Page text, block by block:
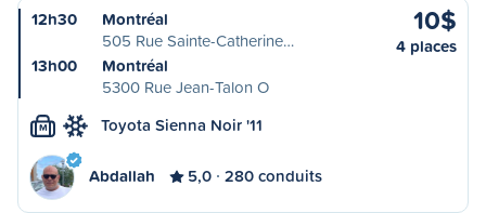
12h30
Montréal
505 Rue Sainte-Catherine…
13h00
Montréal
5300 Rue Jean-Talon O
10$
4 places
M Toyota Sienna Noir '11
Abdallah 5,0 280 conduits